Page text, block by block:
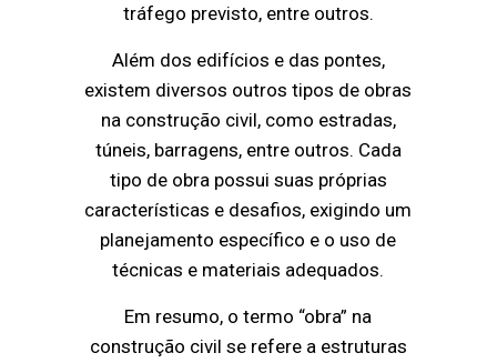
tráfego previsto, entre outros.
Além dos edifícios e das pontes,
existem diversos outros tipos de obras
na construção civil, como estradas,
túneis, barragens, entre outros. Cada
tipo de obra possui suas próprias
características e desafios, exigindo um
planejamento específico e o uso de
técnicas e materiais adequados.
Em resumo, o termo “obra” na
construção civil se refere a estruturas